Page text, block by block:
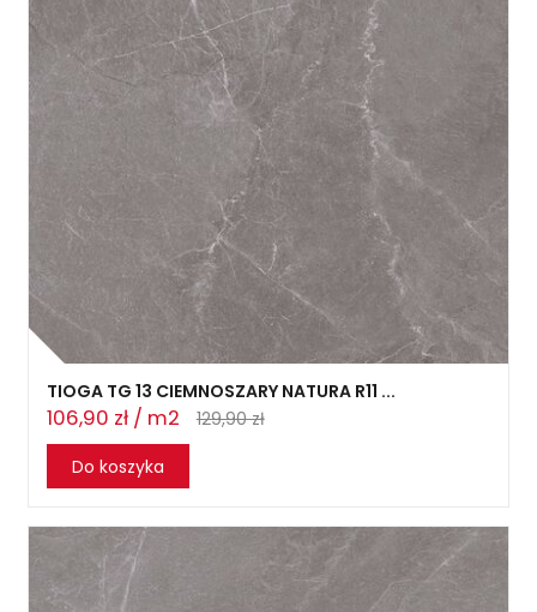
TIOGA TG 13 CIEMNOSZARY NATURA R11 ...
106,90 zł / m2
129,90 zł
Do koszyka